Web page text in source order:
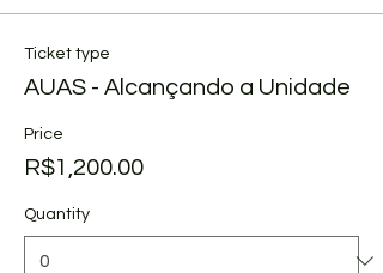
Ticket type
AUAS - Alcançando a Unidade
Price
R$1,200.00
Quantity